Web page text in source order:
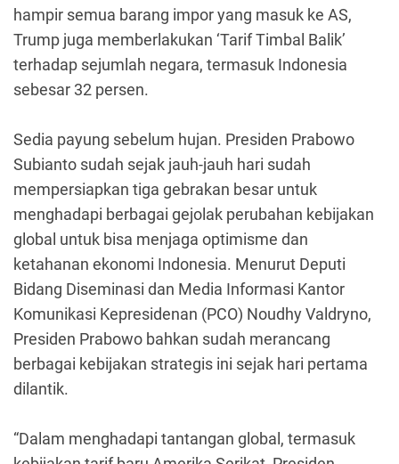
hampir semua barang impor yang masuk ke AS,
Trump juga memberlakukan ‘Tarif Timbal Balik’
terhadap sejumlah negara, termasuk Indonesia
sebesar 32 persen.
Sedia payung sebelum hujan. Presiden Prabowo
Subianto sudah sejak jauh-jauh hari sudah
mempersiapkan tiga gebrakan besar untuk
menghadapi berbagai gejolak perubahan kebijakan
global untuk bisa menjaga optimisme dan
ketahanan ekonomi Indonesia. Menurut Deputi
Bidang Diseminasi dan Media Informasi Kantor
Komunikasi Kepresidenan (PCO) Noudhy Valdryno,
Presiden Prabowo bahkan sudah merancang
berbagai kebijakan strategis ini sejak hari pertama
dilantik.
“Dalam menghadapi tantangan global, termasuk